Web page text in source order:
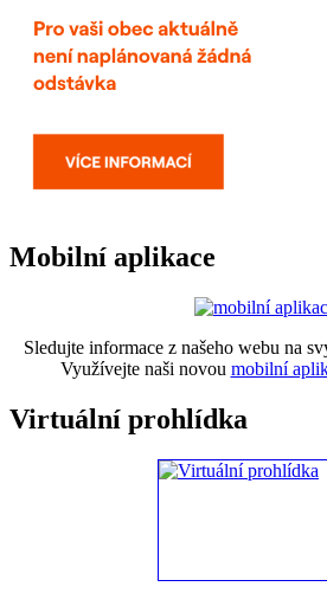
Mobilní aplikace
Sledujte informace z našeho webu na
Využívejte naši novou mobilní
Virtuální prohlídka